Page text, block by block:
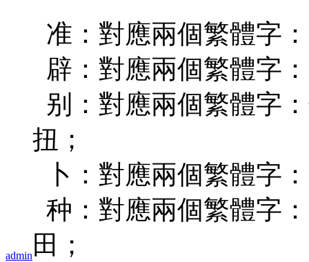
admin
准：對應兩個繁體字
辟：對應兩個繁體字
别：對應兩個繁體字
扭；
卜：對應兩個繁體字
种：對應兩個繁體字
田；